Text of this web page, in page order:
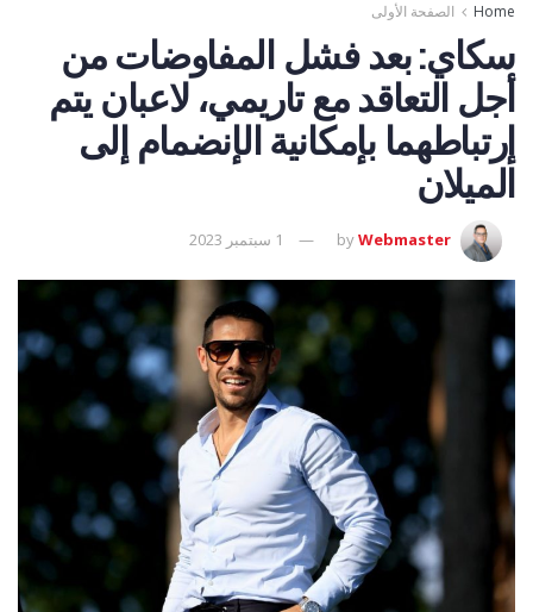
Home الصفحة الأولى
سكاي: بعد فشل المفاوضات من
أجل التعاقد مع تاريمي، لاعبان يتم
إرتباطهما بإمكانية الإنضمام إلى
الميلان
byWebmaster 1 سبتمبر 2023